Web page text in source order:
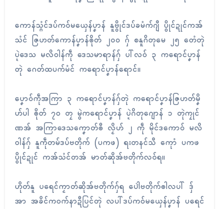
ကောန်သ္ဂံၚ်ဒပ်ကဝ်မယှေန်ပၞာန် နူဗွိုၚ်ဒပ်ခမံက်ဂျဳ ပွိုၚ်ဍုၚ်ကအ်
သံၚ် ဇြဟတ်ကောန်ပၞာန်ၜိုတ် ၂၀၀ ဂှ် စနူဂိတုမေ ၂၅ တေံတုဲ
ပ္ဍဲဒေသ မလိဝါန်ကဵု ဒေသမာရာန်ဂှ် ပါ်လဝ် ၃ ကရောၚ်ပၞာန်
တုဲ ဂေတ်ထပက်မံၚ် ကရောၚ်ပၞာန်ရောၚ်။
ပၞောဝ်ကဵုအကြာ ၃ ကရောၚ်ပၞာန်ဂှ်တုဲ ကရောၚ်ပၞာန်ဇြဟတ်မၞိ
ဟ်ပါ ၜိုတ် ၇၀ တၠ မွဲကရောၚ်ပၞာန် ပ္ဍဲဂိတုဂျောန် ၁ တုဲကၠုၚ်
ဏအ် အကြာဒေသကၞောတ်ၜဳ လၟိဟ် ၂ ကဵု မိုၚ်ဒကောဝ် မလိ
ဝါန်ဂှ် နူကဵုတမ်ဒပ်ဗတိုက် (ပကဖ) ရးတနၚ်သဳ ကေုာံ ပကဖ
ပွိုၚ်ဍုၚ် ကအ်သံၚ်တအ် မာတ်ဆိုအ်ဗတိုက်လဝ်ရ။
ဟိုတ်နူ ပရေၚ်ကၟာတ်ဆိုအ်ဗတိုက်ဂှ်ရ ပေါဲဗတိုက်ၜါလပါ် ဒှ်
အာ အခိၚ်ကဝက်နာဍဳပြၚ်တုဲ လပါ်ဒပ်ကဝ်မယှေန်ပၞာန် ပရေၚ်